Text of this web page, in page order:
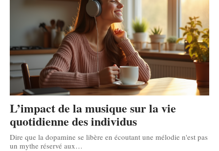
L’impact de la musique sur la vie
quotidienne des individus
Dire que la dopamine se libère en écoutant une mélodie n'est pas
un mythe réservé aux …